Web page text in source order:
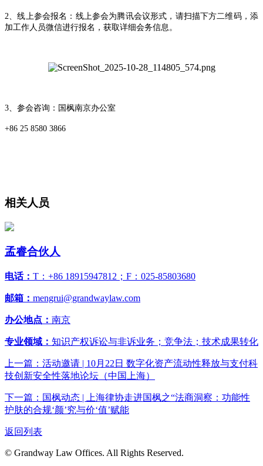
2、线上参会报名：线上参会为腾讯会议形式，请扫描下方二维码，添
加工作人员微信进行报名，获取详细会务信息。
3、参会咨询：国枫南京办公室
+86 25 8580 3866
相关人员
孟睿合伙人
电话： T：+86 18915947812；F：025-85803680
邮箱： mengrui@grandwaylaw.com
办公地点： 南京
专业领域： 知识产权诉讼与非诉业务；竞争法；技术成果转化
上一篇：活动邀请 | 10月22日 数字化资产流动性释放与支付科
技创新安全性落地论坛（中国上海）
下一篇：国枫动态 | 上海律协走进国枫之“法商洞察：功能性
护肤的合规‘颜’究与价‘值’赋能
返回列表
© Grandway Law Offices. All Rights Reserved.